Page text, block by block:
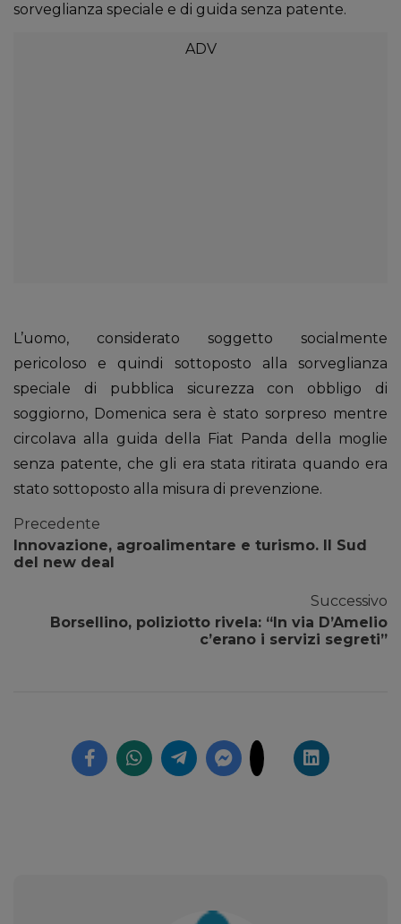
sorveglianza speciale e di guida senza patente.
L’uomo, considerato soggetto socialmente
pericoloso e quindi sottoposto alla sorveglianza
speciale di pubblica sicurezza con obbligo di
soggiorno, Domenica sera è stato sorpreso mentre
circolava alla guida della Fiat Panda della moglie
senza patente, che gli era stata ritirata quando era
stato sottoposto alla misura di prevenzione.
Precedente
Innovazione, agroalimentare e turismo. Il Sud
del new deal
Successivo
Borsellino, poliziotto rivela: “In via D’Amelio
c’erano i servizi segreti”